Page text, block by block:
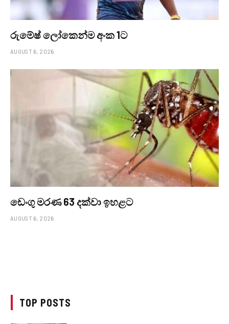
රුමේෂ් ලෝකෙන්ම අංක 1ට
AUGUST 6, 2026
ඩෙංගු මරණ 63 දක්වා ඉහළට
AUGUST 6, 2026
TOP POSTS